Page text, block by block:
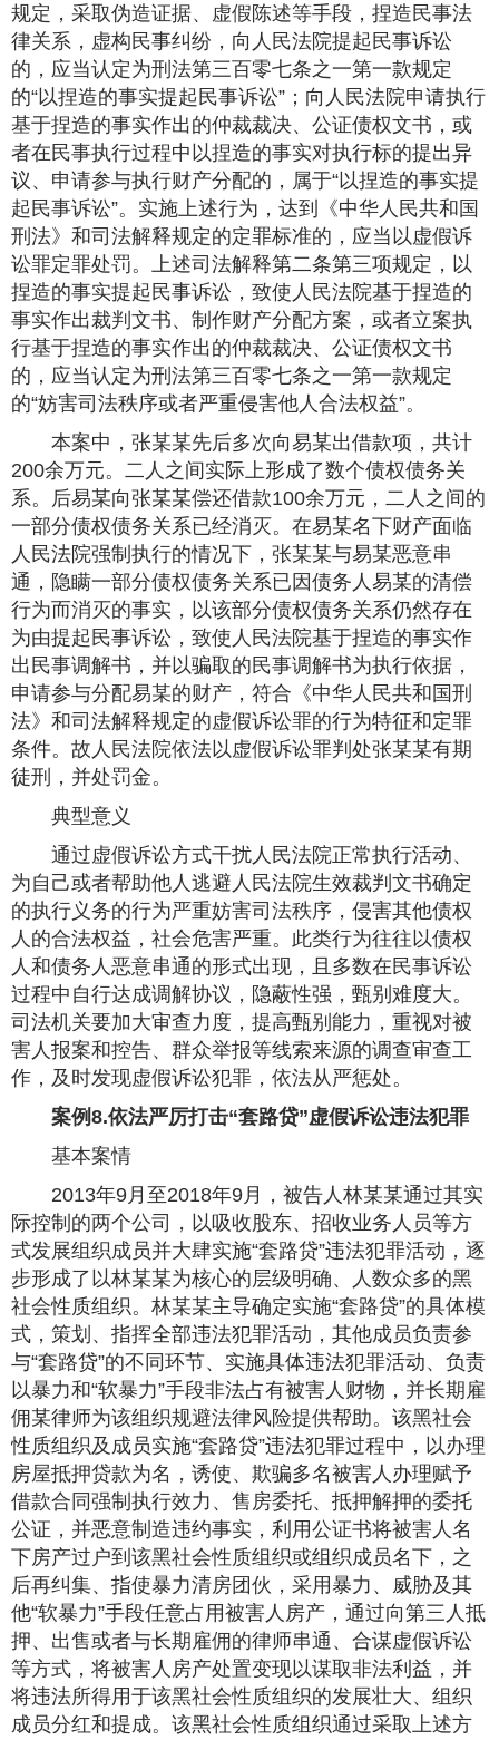
规定，采取伪造证据、虚假陈述等手段，捏造民事法
律关系，虚构民事纠纷，向人民法院提起民事诉讼
的，应当认定为刑法第三百零七条之一第一款规定
的“以捏造的事实提起民事诉讼”；向人民法院申请执行
基于捏造的事实作出的仲裁裁决、公证债权文书，或
者在民事执行过程中以捏造的事实对执行标的提出异
议、申请参与执行财产分配的，属于“以捏造的事实提
起民事诉讼”。实施上述行为，达到《中华人民共和国
刑法》和司法解释规定的定罪标准的，应当以虚假诉
讼罪定罪处罚。上述司法解释第二条第三项规定，以
捏造的事实提起民事诉讼，致使人民法院基于捏造的
事实作出裁判文书、制作财产分配方案，或者立案执
行基于捏造的事实作出的仲裁裁决、公证债权文书
的，应当认定为刑法第三百零七条之一第一款规定
的“妨害司法秩序或者严重侵害他人合法权益”。
本案中，张某某先后多次向易某出借款项，共计
200余万元。二人之间实际上形成了数个债权债务关
系。后易某向张某某偿还借款100余万元，二人之间的
一部分债权债务关系已经消灭。在易某名下财产面临
人民法院强制执行的情况下，张某某与易某恶意串
通，隐瞒一部分债权债务关系已因债务人易某的清偿
行为而消灭的事实，以该部分债权债务关系仍然存在
为由提起民事诉讼，致使人民法院基于捏造的事实作
出民事调解书，并以骗取的民事调解书为执行依据，
申请参与分配易某的财产，符合《中华人民共和国刑
法》和司法解释规定的虚假诉讼罪的行为特征和定罪
条件。故人民法院依法以虚假诉讼罪判处张某某有期
徒刑，并处罚金。
典型意义
通过虚假诉讼方式干扰人民法院正常执行活动、
为自己或者帮助他人逃避人民法院生效裁判文书确定
的执行义务的行为严重妨害司法秩序，侵害其他债权
人的合法权益，社会危害严重。此类行为往往以债权
人和债务人恶意串通的形式出现，且多数在民事诉讼
过程中自行达成调解协议，隐蔽性强，甄别难度大。
司法机关要加大审查力度，提高甄别能力，重视对被
害人报案和控告、群众举报等线索来源的调查审查工
作，及时发现虚假诉讼犯罪，依法从严惩处。
案例8.依法严厉打击“套路贷”虚假诉讼违法犯罪
基本案情
2013年9月至2018年9月，被告人林某某通过其实
际控制的两个公司，以吸收股东、招收业务人员等方
式发展组织成员并大肆实施“套路贷”违法犯罪活动，逐
步形成了以林某某为核心的层级明确、人数众多的黑
社会性质组织。林某某主导确定实施“套路贷”的具体模
式，策划、指挥全部违法犯罪活动，其他成员负责参
与“套路贷”的不同环节、实施具体违法犯罪活动、负责
以暴力和“软暴力”手段非法占有被害人财物，并长期雇
佣某律师为该组织规避法律风险提供帮助。该黑社会
性质组织及成员实施“套路贷”违法犯罪过程中，以办理
房屋抵押贷款为名，诱使、欺骗多名被害人办理赋予
借款合同强制执行效力、售房委托、抵押解押的委托
公证，并恶意制造违约事实，利用公证书将被害人名
下房产过户到该黑社会性质组织或组织成员名下，之
后再纠集、指使暴力清房团伙，采用暴力、威胁及其
他“软暴力”手段任意占用被害人房产，通过向第三人抵
押、出售或者与长期雇佣的律师串通、合谋虚假诉讼
等方式，将被害人房产处置变现以谋取非法利益，并
将违法所得用于该黑社会性质组织的发展壮大、组织
成员分红和提成。该黑社会性质组织通过采取上述方